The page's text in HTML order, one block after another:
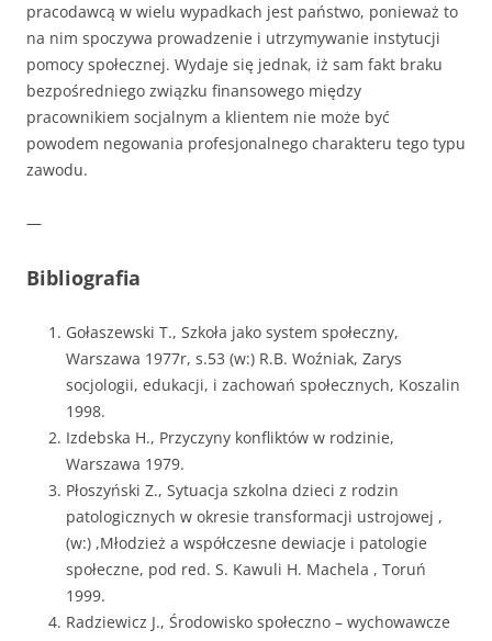
pracodawcą w wielu wypadkach jest państwo, ponieważ to
na nim spoczywa prowadzenie i utrzymywanie instytucji
pomocy społecznej. Wydaje się jednak, iż sam fakt braku
bezpośredniego związku finansowego między
pracownikiem socjalnym a klientem nie może być
powodem negowania profesjonalnego charakteru tego typu
zawodu.
—
Bibliografia
Gołaszewski T., Szkoła jako system społeczny,
Warszawa 1977r, s.53 (w:) R.B. Woźniak, Zarys
socjologii, edukacji, i zachowań społecznych, Koszalin
1998.
Izdebska H., Przyczyny konfliktów w rodzinie,
Warszawa 1979.
Płoszyński Z., Sytuacja szkolna dzieci z rodzin
patologicznych w okresie transformacji ustrojowej ,
(w:) ,Młodzież a współczesne dewiacje i patologie
społeczne, pod red. S. Kawuli H. Machela , Toruń
1999.
Radziewicz J., Środowisko społeczno – wychowawcze